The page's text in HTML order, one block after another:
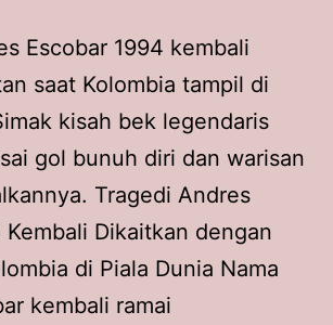
Escobar 1994 kembali
saat Kolombia tampil di
kisah bek legendaris
gol bunuh diri dan warisan
Tragedi Andres
Kembali Dikaitkan dengan
di Piala Dunia Nama
kembali ramai